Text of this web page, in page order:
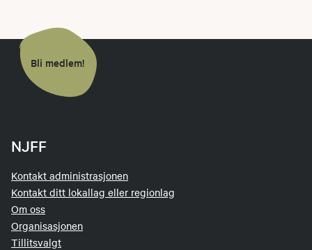
Bli medlem!
NJFF
Kontakt administrasjonen
Kontakt ditt lokallag eller regionlag
Om oss
Organisasjonen
Tillitsvalgt